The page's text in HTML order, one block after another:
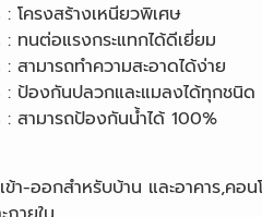
โครงสร้างเหนียวพิเศษ
ทนต่อแรงกระแทกได้ดีเยี่ยม
สามารถทำความสะอาดได้ง่าย
: ป้องกันปลวกและแมลงได้ทุกชนิด
สามารถป้องกันน้ำได้ 100%
า-ออกสำหรับบ้าน และอาคาร,คอน